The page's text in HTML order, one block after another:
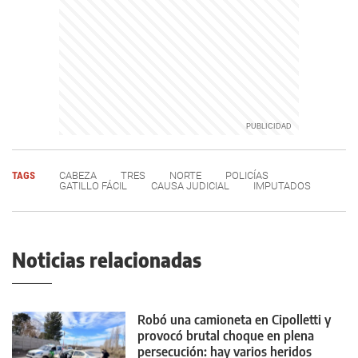
TAGS CABEZA TRES NORTE
POLICÍAS
GATILLO FÁCIL
CAUSA JUDICIAL IMPUTADOS
Noticias relacionadas
Robó una camioneta en Cipolletti y
provocó brutal choque en plena
persecución: hay varios heridos